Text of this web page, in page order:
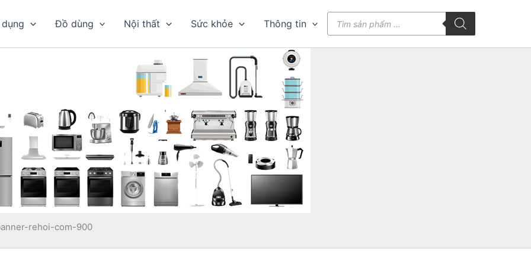
Đồ dùng Nội thất Sức khỏe Thông tin
kiếm
rehoi-com-900